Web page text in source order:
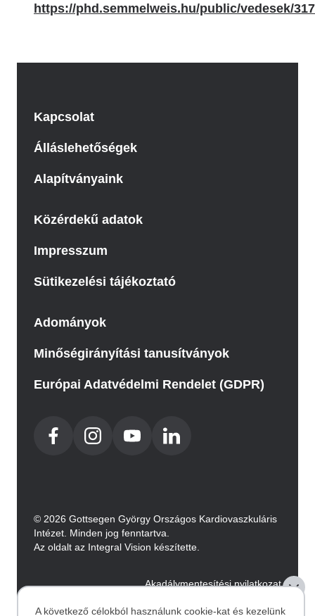
https://phd.semmelweis.hu/public/vedesek/
Kapcsolat
Álláslehetőségek
Alapítványaink
Közérdekű adatok
Impresszum
Sütikezelési tájékoztató
Adományok
Minőségirányítási tanusítványok
Európai Adatvédelmi Rendelet (GDPR)
© 2026 Gottsegen György Országos Kardiovaszkuláris
Intézet. Minden jog fenntartva.
Az oldalt az Integral Vision készítette.
Akadálymentesítési nyilatkozat
A következő célokból használunk cookie-kat és kezelünk